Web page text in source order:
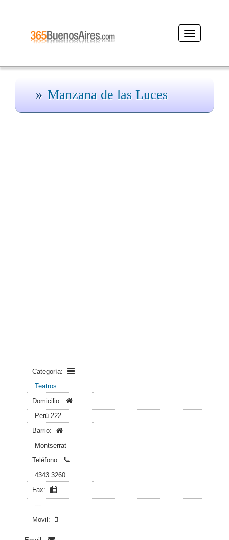
Desplegar
navegación
Manzana de las Luces
Categoría:
Teatros
Domicilio:
Perú 222
Barrio:
Montserrat
Teléfono:
4343 3260
Fax:
---
Movil: